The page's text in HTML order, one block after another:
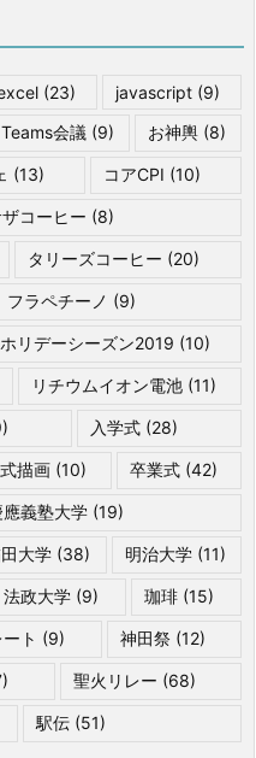
(23) javascript (9)
Teams会議 (9) お神輿(8)
(13) コアCPI (10)
コーヒー (8)
タリーズコーヒー (20)
フラペチーノ (9)
ホリデーシーズン2019 (10)
リチウムイオン電池(11)
入学式 (28)
描画 (10) 卒業式(42)
應義塾大学(19)
大学 (38) 明治大学(11)
法政大学 (9) 珈琲 (15)
ト (9) 神田祭(12)
聖火リレー (68)
駅伝 (51)